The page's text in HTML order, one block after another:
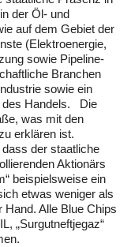
der Öl- und
auf dem Gebiet der
(Elektroenergie,
sowie Pipeline-
Branchen
sowie ein
des Handels. Die
was mit den
erklären ist.
der staatliche
Aktionärs
beispielsweise ein
etwas weniger als
Alle Blue Chips
„Surgutneftjegaz“